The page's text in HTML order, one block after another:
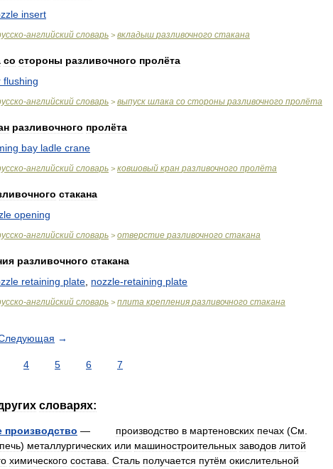
insert
-английский словарь > вкладыш разливочного стакана
со стороны разливочного пролёта
flushing
-английский словарь > выпуск шлака со стороны разливочного пролёта
разливочного пролёта
bay ladle crane
-английский словарь > ковшовый кран разливочного пролёта
стакана
opening
-английский словарь > отверстие разливочного стакана
разливочного стакана
retaining plate nozzle-retaining plate
-английский словарь > плита крепления разливочного стакана
→
4 5 6 7
словарях:
производство — производство в мартеновских печах (См
печь) металлургических или машиностроительных заводов литой
химического состава Сталь получается путём окислительной